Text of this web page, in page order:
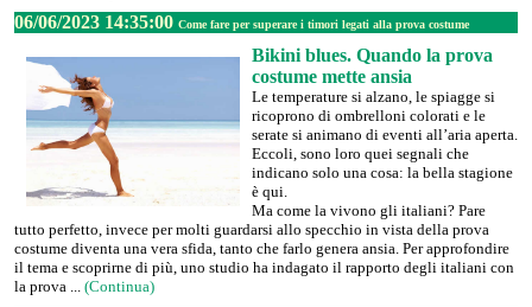
06/06/2023 14:35:00 Come fare per superare i timori legati alla prova costume
Bikini blues. Quando la prova
costume mette ansia
Le temperature si alzano, le spiagge si
ricoprono di ombrelloni colorati e le
serate si animano di eventi all’aria aperta.
Eccoli, sono loro quei segnali che
indicano solo una cosa: la bella stagione
è qui.
Ma come la vivono gli italiani? Pare
tutto perfetto, invece per molti guardarsi allo specchio in vista della prova
costume diventa una vera sfida, tanto che farlo genera ansia. Per approfondire
il tema e scoprirne di più, uno studio ha indagato il rapporto degli italiani con
la prova ... (Continua)